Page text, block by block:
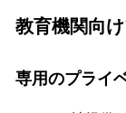
教育機関向
専用のプライ